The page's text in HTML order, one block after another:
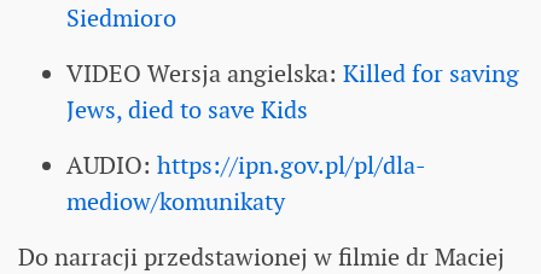
Siedmioro
VIDEO Wersja angielska: Killed for saving
Jews, died to save Kids
AUDIO: https://ipn.gov.pl/pl/dla-
mediow/komunikaty
Do narracji przedstawionej w filmie dr Maciej